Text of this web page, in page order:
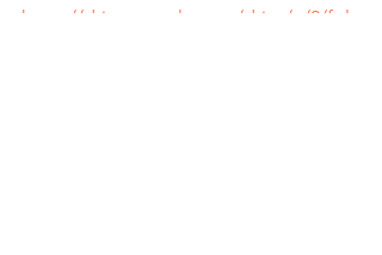
https://drive.google.com/drive/u/2/fol